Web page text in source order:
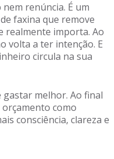
renúncia. É um
faxina que remove
realmente importa. Ao
volta a ter intenção. E
circula na sua
melhor. Ao final
como
consciência, clareza e